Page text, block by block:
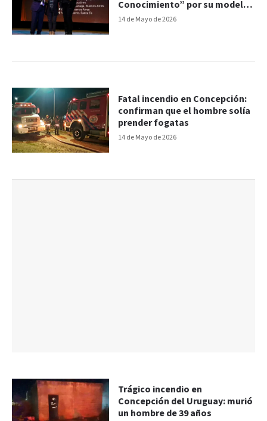
14 de Mayo de 2026
Conocimiento” por su modelo
de innovación y desarrollo
14 de Mayo de 2026
Fatal incendio en Concepción:
confirman que el hombre solía
prender fogatas
Trágico incendio en
Concepción del Uruguay: murió
un hombre de 39 años